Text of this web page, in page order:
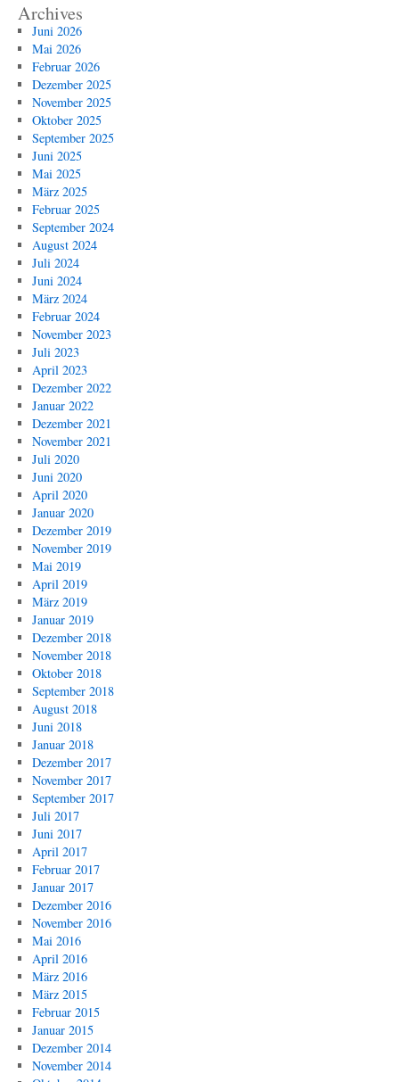
Archives
Juni 2026
Mai 2026
Februar 2026
Dezember 2025
November 2025
Oktober 2025
September 2025
Juni 2025
Mai 2025
März 2025
Februar 2025
September 2024
August 2024
Juli 2024
Juni 2024
März 2024
Februar 2024
November 2023
Juli 2023
April 2023
Dezember 2022
Januar 2022
Dezember 2021
November 2021
Juli 2020
Juni 2020
April 2020
Januar 2020
Dezember 2019
November 2019
Mai 2019
April 2019
März 2019
Januar 2019
Dezember 2018
November 2018
Oktober 2018
September 2018
August 2018
Juni 2018
Januar 2018
Dezember 2017
November 2017
September 2017
Juli 2017
Juni 2017
April 2017
Februar 2017
Januar 2017
Dezember 2016
November 2016
Mai 2016
April 2016
März 2016
März 2015
Februar 2015
Januar 2015
Dezember 2014
November 2014